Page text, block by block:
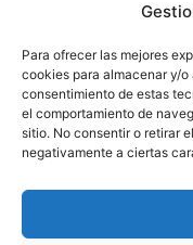
Para ofrecer las mejores
cookies para almacenar y/
consentimiento de estas
el comportamiento de
sitio. No consentir o retirar
negativamente a ciertas